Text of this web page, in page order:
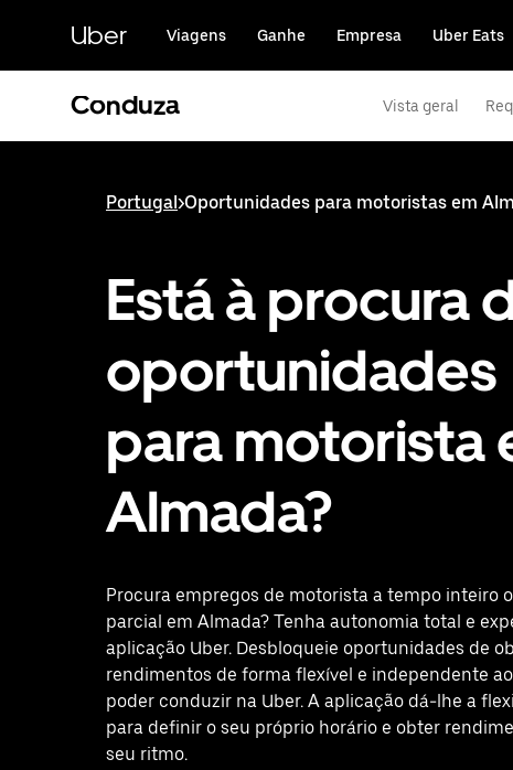
conteúdo
Uber Viagens Ganhe Empresa Uber Eats
Conduza Vista geral
Portugal>Oportunidades para motoristas em
Está à procura
oportunidades
para motorista
Almada?
Procura empregos de motorista a tempo inteiro
parcial em Almada? Tenha autonomia total e
aplicação Uber. Desbloqueie oportunidades de
rendimentos de forma flexível e independente
poder conduzir na Uber. A aplicação dá-lhe a
para definir o seu próprio horário e obter
seu ritmo.